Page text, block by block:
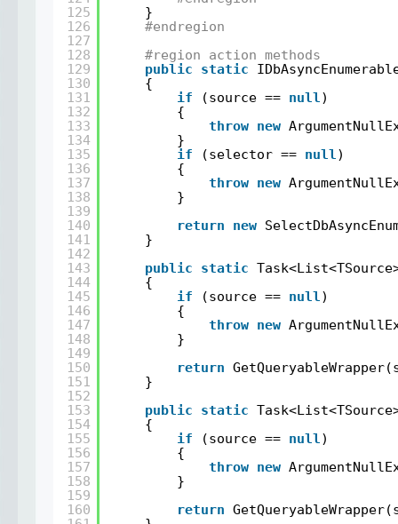
125
126
127
128
129
130
131
132
133
134
135
136
137
138
139
140
141
142
143
144
145
146
147
148
149
150
151
152
153
154
155
156
157
158
159
160
}
#endregion
#region action methods
public
static
{
if
(source == null )
{
throw
new
}
if
(selector == null )
{
throw
new
}
return
new
}
public
static
{
if
(source == null )
{
throw
new
}
return
}
public
static
{
if
(source == null )
{
throw
new
}
return